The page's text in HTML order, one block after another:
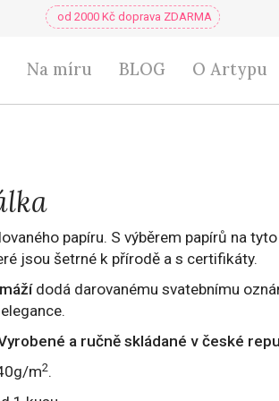
Na míru BLOG O Artypu
papíru. S výběrem papírů na
jsou šetrné k přírodě a s certifikáty.
dodá darovanému svatebnímu
a ručně skládané v české
m2.